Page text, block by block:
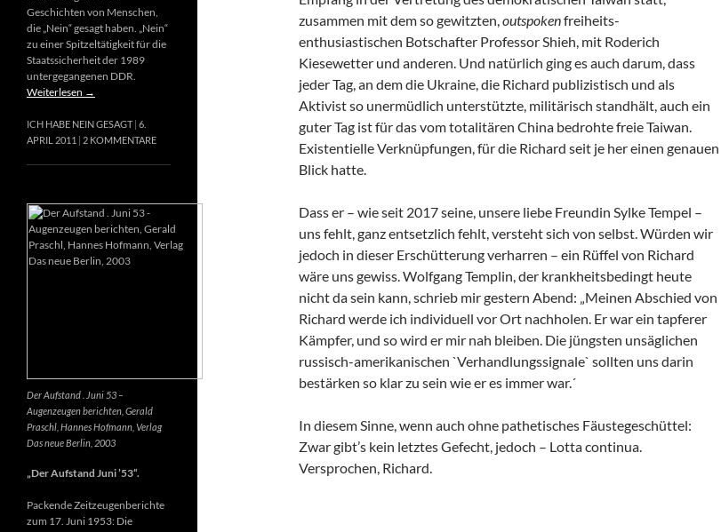
zusammen mit dem so gewitzten, outspokenfreiheits-
enthusiastischen Botschafter Professor Shieh, mit Roderich
Kiesewetter und anderen. Und natürlich ging es auch darum, dass
jeder Tag, an dem die Ukraine, die Richard publizistisch und als
Aktivist so unermüdlich unterstützte, militärisch standhält, auch ein
guter Tag ist für das vom totalitären China bedrohte freie Taiwan.
Existentielle Verknüpfungen, für die Richard seit je her einen genauen
Blick hatte.
Dass er – wie seit 2017 seine, unsere liebe Freundin Sylke Tempel –
uns fehlt, ganz entsetzlich fehlt, versteht sich von selbst. Würden wir
jedoch in dieser Erschütterung verharren – ein Rüffel von Richard
wäre uns gewiss. Wolfgang Templin, der krankheitsbedingt heute
nicht da sein kann, schrieb mir gestern Abend: „Meinen Abschied von
Richard werde ich individuell vor Ort nachholen. Er war ein tapferer
Kämpfer, und so wird er mir nah bleiben. Die jüngsten unsäglichen
russisch-amerikanischen `Verhandlungssignale` sollten uns darin
bestärken so klar zu sein wie er es immer war.´
In diesem Sinne, wenn auch ohne pathetisches Fäustegeschüttel:
Zwar gibt’s kein letztes Gefecht, jedoch – Lotta continua.
Versprochen, Richard.
Geschichten von Menschen,
die „Nein“ gesagt haben. „Nein“
zu einer Spitzeltätigkeit für die
Staatssicherheit der 1989
untergegangenen DDR.
Weiterlesen →
ICH HABE NEIN GESAGT 6.
APRIL 2011
2 KOMMENTARE
Der Aufstand . Juni 53 –
Augenzeugen berichten, Gerald
Praschl, Hannes Hofmann, Verlag
Das neue Berlin, 2003
„Der Aufstand Juni ’53“.
Packende Zeitzeugenberichte
zum 17. Juni 1953: Die